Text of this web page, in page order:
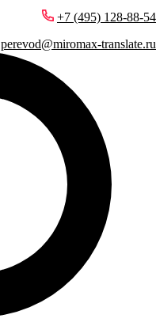
+7 (495) 128-88-54
perevod@miromax-translate.ru